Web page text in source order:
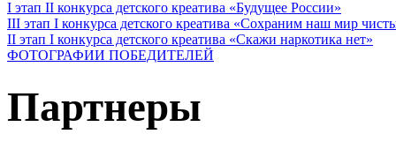
I этап II конкурса детского креатива «Будущее России»
III этап I конкурса детского креатива «Сохраним наш мир
II этап I конкурса детского креатива «Скажи наркотика нет»
ФОТОГРАФИИ ПОБЕДИТЕЛЕЙ
Партнеры